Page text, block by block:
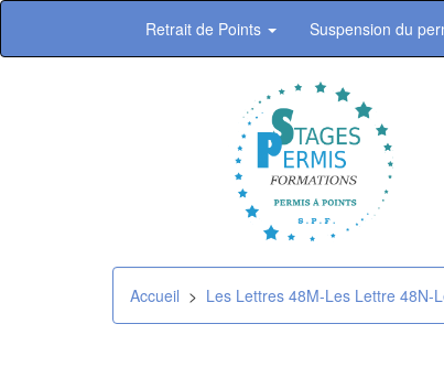
Retrait de Points Suspension du
Accueil > Les Lettres 48M-Les Lettre 48N-